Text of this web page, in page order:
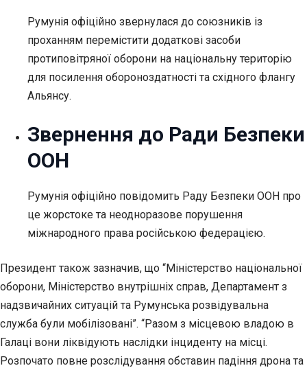
Румунія офіційно звернулася до союзників із
проханням перемістити додаткові засоби
протиповітряної оборони на національну територію
для посилення обороноздатності та східного флангу
Альянсу.
Звернення до Ради Безпеки
ООН
Румунія офіційно повідомить Раду Безпеки ООН про
це жорстоке та неодноразове порушення
міжнародного права російською федерацією.
Президент також зазначив, що “Міністерство національної
оборони, Міністерство внутрішніх справ, Департамент з
надзвичайних ситуацій та Румунська розвідувальна
служба були мобілізовані”. “Разом з місцевою владою в
Галаці вони ліквідують наслідки інциденту на місці.
Розпочато повне розслідування обставин падіння дрона та